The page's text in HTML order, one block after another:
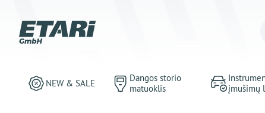
NEW & SALE
Dangos storio
matuoklis
įmušimų